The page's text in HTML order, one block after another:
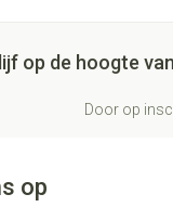
op de hoogte
Door op
op